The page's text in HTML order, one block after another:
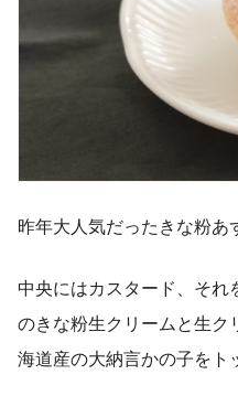
昨年大人気だったきな粉あ
中央にはカスタード、それ
のきな粉生クリームと生
海道産の大納言かの子をト